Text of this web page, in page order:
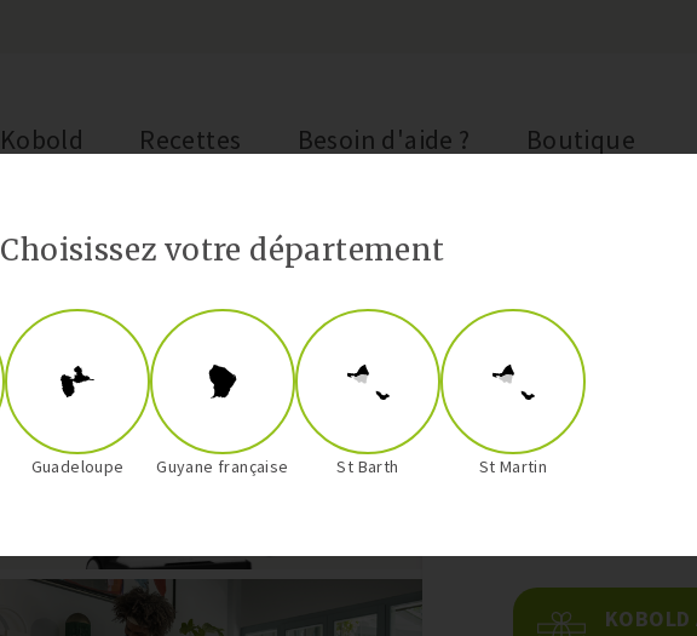
Kobold Recettes Besoin d'aide ? Boutique
Offre
de
Compo
En janvier, pour
profitez d'un
KOBOLD
Choisissez votre département
Guadeloupe Guyane française St Barth St Martin